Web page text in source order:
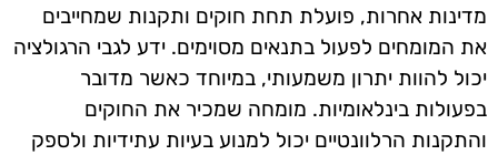
מדינות אחרות, פועלת תחת חוקים ותקנות שמחייבים
את המומחים לפעול בתנאים מסוימים. ידע לגבי הרגולציה
יכול להוות יתרון משמעותי, במיוחד כאשר מדובר
בפעולות בינלאומיות. מומחה שמכיר את החוקים
והתקנות הרלוונטיים יכול למנוע בעיות עתידיות ולספק